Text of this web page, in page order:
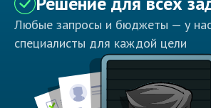
Любые запросы и бюджеты — у
специалисты для каждой цели